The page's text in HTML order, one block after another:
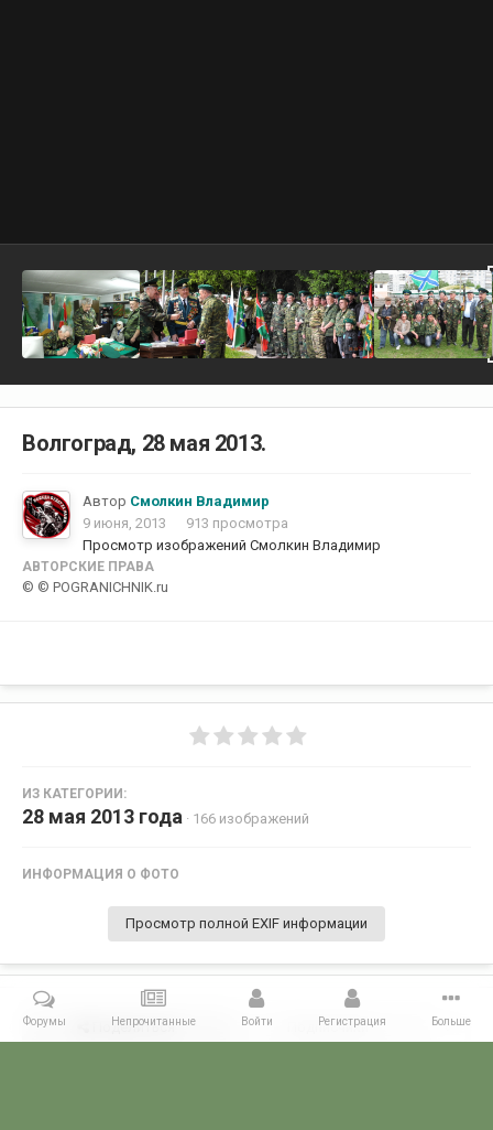
Волгоград, 28 мая 2013.
Автор Смолкин Владимир
9 июня, 2013
913 просмотра
Просмотр изображений Смолкин Владимир
АВТОРСКИЕ ПРАВА
© © POGRANICHNIK.ru
ИЗ КАТЕГОРИИ:
28 мая 2013 года · 166 изображений
ИНФОРМАЦИЯ О ФОТО
Просмотр полной EXIF информации
Поделиться Подписчики 0
Форумы Непрочитанные Войти Регистрация Больше